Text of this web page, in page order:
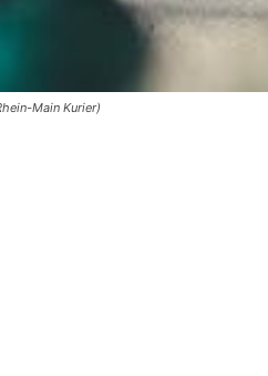
Main Kurier)